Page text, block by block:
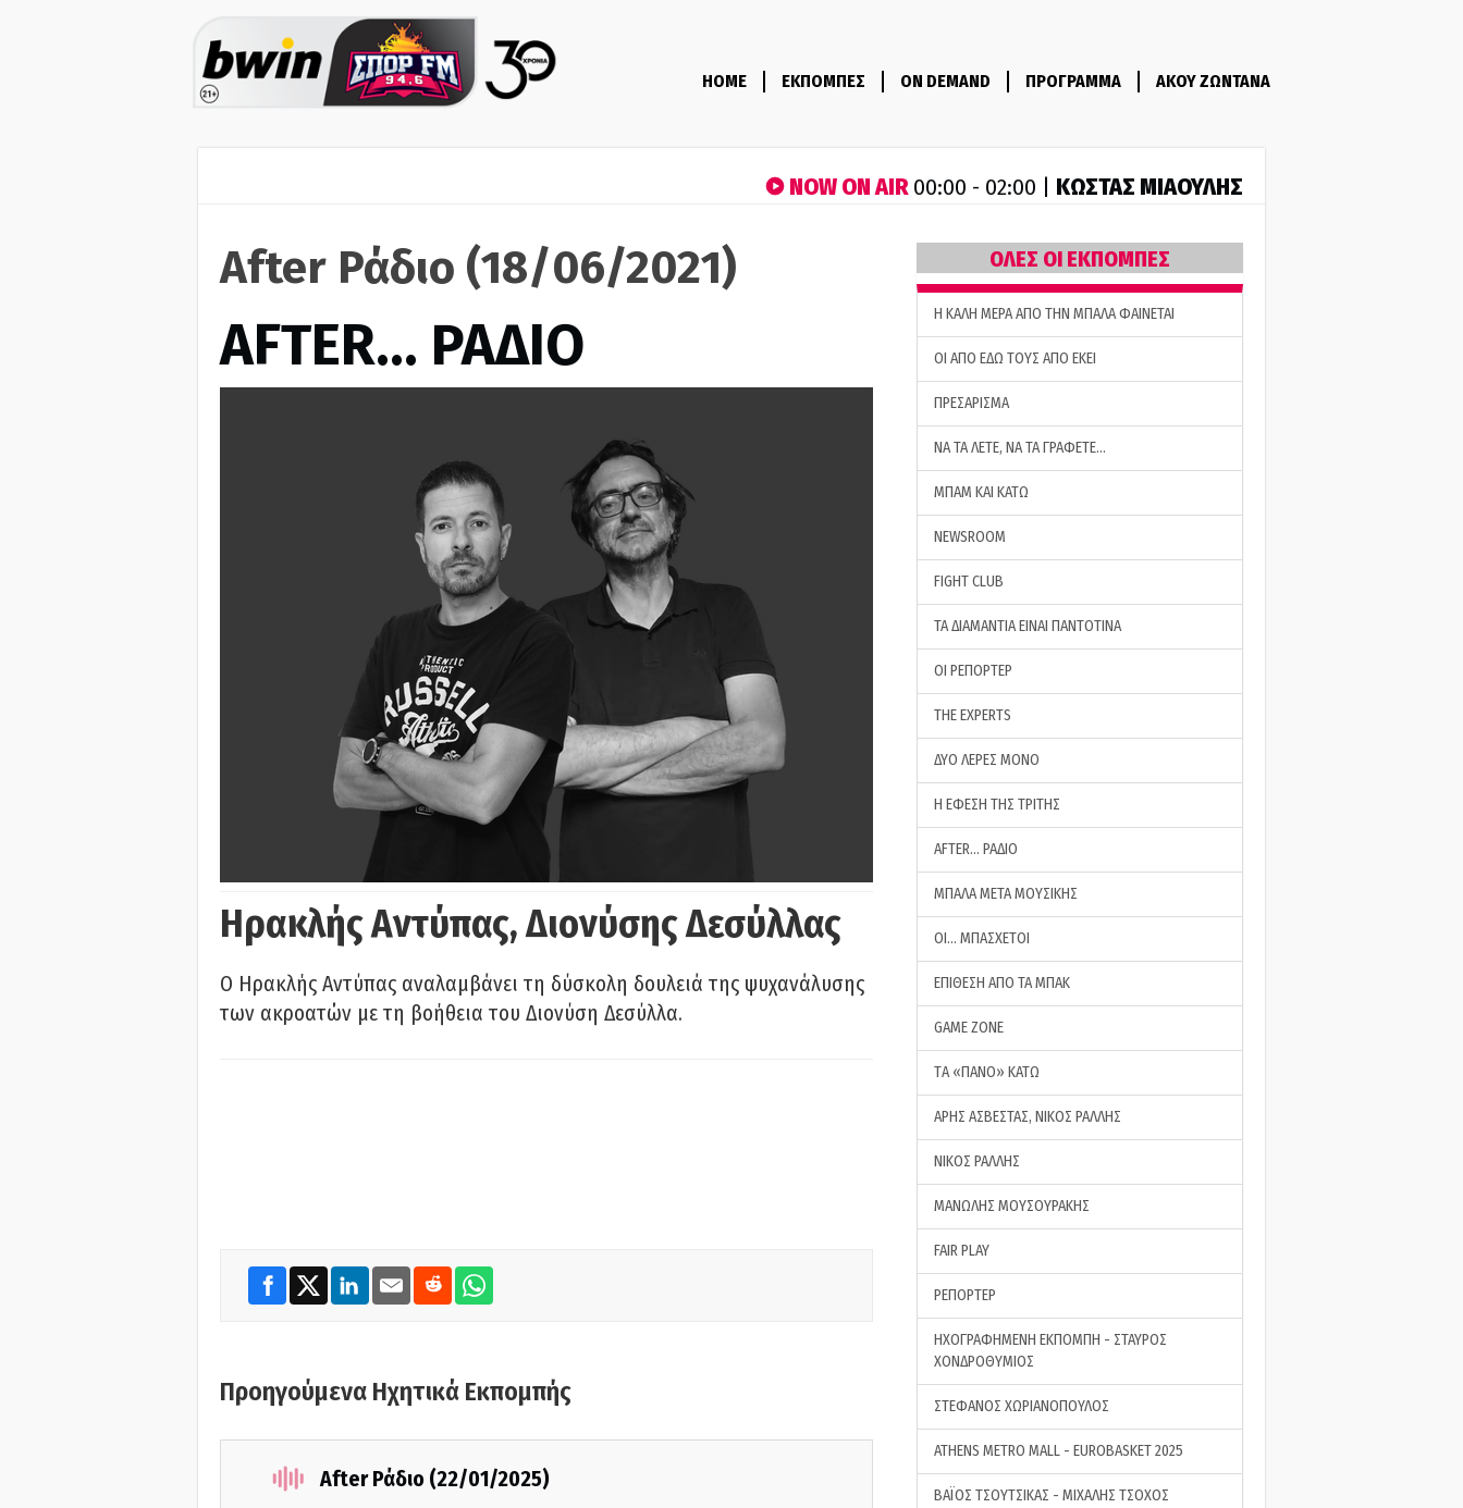
HOME ΕΚΠΟΜΠΕΣ ON DEMAND ΠΡΟΓΡΑΜΜΑ ΑΚΟΥ ΖΩΝΤΑΝΑ
NOW ON AIR00:00 - 02:00 | ΚΩΣΤΑΣ ΜΙΑΟΥΛΗΣ
After Ράδιο (18/06/2021)
AFTER… ΡΑΔΙΟ
Ηρακλής Αντύπας, Διονύσης Δεσύλλας
Ο Ηρακλής Αντύπας αναλαμβάνει τη δύσκολη δουλειά της ψυχανάλυσης
των ακροατών με τη βοήθεια του Διονύση Δεσύλλα.
Προηγούμενα Ηχητικά Εκπομπής
After Ράδιο (22/01/2025)
ΟΛΕΣ ΟΙ ΕΚΠΟΜΠΕΣ
H ΚΑΛΗ ΜΕΡΑ ΑΠΟ ΤΗΝ ΜΠΑΛΑ ΦΑΙΝΕΤΑΙ
ΟΙ ΑΠΟ ΕΔΩ ΤΟΥΣ ΑΠΟ ΕΚΕΙ
ΠΡΕΣΑΡΙΣΜΑ
ΝΑ ΤΑ ΛΕΤΕ, ΝΑ ΤΑ ΓΡΑΦΕΤΕ…
ΜΠΑΜ ΚΑΙ ΚΑΤΩ
NEWSROOM
FIGHT CLUB
ΤΑ ΔΙΑΜΑΝΤΙΑ ΕΙΝΑΙ ΠΑΝΤΟΤΙΝΑ
ΟΙ ΡΕΠΟΡΤΕΡ
THE EXPERTS
ΔΥΟ ΛΕΡΕΣ ΜΟΝΟ
Η ΕΦΕΣΗ ΤΗΣ ΤΡΙΤΗΣ
AFTER… ΡΑΔΙΟ
ΜΠΑΛΑ ΜΕΤΑ ΜΟΥΣΙΚΗΣ
ΟΙ… ΜΠΑΣΧΕΤΟΙ
ΕΠΙΘΕΣΗ ΑΠΟ ΤΑ ΜΠΑΚ
GAME ZONE
ΤA «ΠΑΝΟ» ΚΑΤΩ
ΑΡΗΣ ΑΣΒΕΣΤΑΣ, ΝΙΚΟΣ ΡΑΛΛΗΣ
ΝΙΚΟΣ ΡΑΛΛΗΣ
ΜΑΝΩΛΗΣ ΜΟΥΣΟΥΡΑΚΗΣ
FAIR PLAY
ΡΕΠΟΡΤΕΡ
ΗΧΟΓΡΑΦΗΜΕΝΗ ΕΚΠΟΜΠΗ - ΣΤΑΥΡΟΣ
ΧΟΝΔΡΟΘΥΜΙΟΣ
ΣΤΕΦΑΝΟΣ ΧΩΡΙΑΝΟΠΟΥΛΟΣ
ATHENS METRO MALL - EUROBASKET 2025
ΒΑΪΟΣ ΤΣΟΥΤΣΙΚΑΣ - ΜΙΧΑΛΗΣ ΤΣΟΧΟΣ